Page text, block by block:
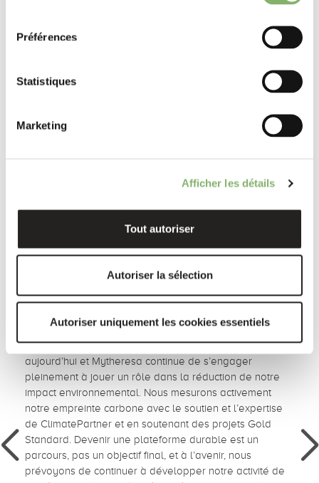
Préférences
Statistiques
Marketing
Afficher les détails
Tout autoriser
Autoriser la sélection
Autoriser uniquement les cookies essentiels
Succès de nos clients
Quand réussite rime avec durabilité dans le monde du luxe
Le changement climatique est l’un des plus grands
défis auxquels l’industrie du luxe est confrontée
aujourd’hui et Mytheresa continue de s’engager
pleinement à jouer un rôle dans la réduction de notre
impact environnemental. Nous mesurons activement
notre empreinte carbone avec le soutien et l’expertise
de ClimatePartner et en soutenant des projets Gold
Standard. Devenir une plateforme durable est un
parcours, pas un objectif final, et à l’avenir, nous
prévoyons de continuer à développer notre activité de